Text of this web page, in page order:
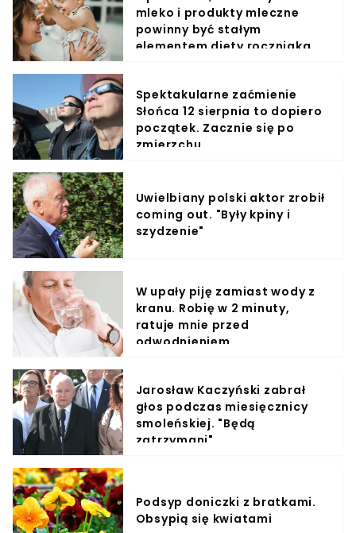
mleko i produkty mleczne
powinny być stałym
elementem diety roczniaka
Spektakularne zaćmienie
Słońca 12 sierpnia to dopiero
początek. Zacznie się po
zmierzchu
Uwielbiany polski aktor zrobił
coming out. "Były kpiny i
szydzenie"
W upały piję zamiast wody z
kranu. Robię w 2 minuty,
ratuje mnie przed
odwodnieniem
Jarosław Kaczyński zabrał
głos podczas miesięcznicy
smoleńskiej. "Będą
zatrzymani"
Podsyp doniczki z bratkami.
Obsypią się kwiatami